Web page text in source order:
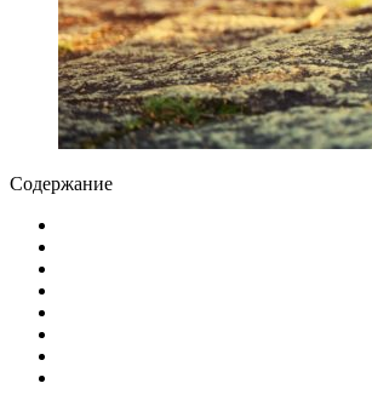
Содержание